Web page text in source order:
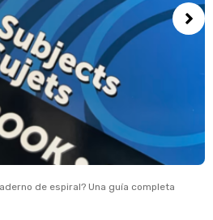
de espiral? Una guía completa